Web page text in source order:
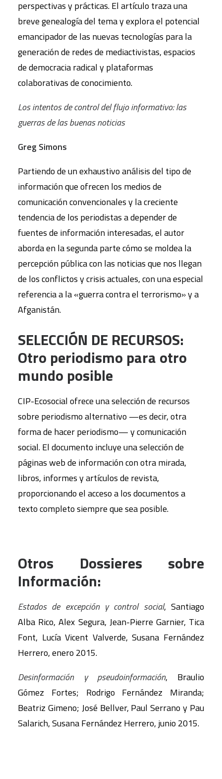
perspectivas y prácticas. El artículo traza una
breve genealogía del tema y explora el potencial
emancipador de las nuevas tecnologías para la
generación de redes de mediactivistas, espacios
de democracia radical y plataformas
colaborativas de conocimiento.
Los intentos de control del flujo informativo: las
guerras de las buenas noticias
Greg Simons
Partiendo de un exhaustivo análisis del tipo de
información que ofrecen los medios de
comunicación convencionales y la creciente
tendencia de los periodistas a depender de
fuentes de información interesadas, el autor
aborda en la segunda parte cómo se moldea la
percepción pública con las noticias que nos llegan
de los conflictos y crisis actuales, con una especial
referencia a la «guerra contra el terrorismo» y a
Afganistán.
SELECCIÓN DE RECURSOS:
Otro periodismo para otro
mundo posible
CIP-Ecosocial ofrece una selección de recursos
sobre periodismo alternativo —es decir, otra
forma de hacer periodismo— y comunicación
social. El documento incluye una selección de
páginas web de información con otra mirada,
libros, informes y artículos de revista,
proporcionando el acceso a los documentos a
texto completo siempre que sea posible.
Otros Dossieres sobre
Información:
Estados de excepción y control social, Santiago
Alba Rico, Alex Segura, Jean-Pierre Garnier, Tica
Font, Lucía Vicent Valverde, Susana Fernández
Herrero, enero 2015.
Desinformación y pseudoinformación, Braulio
Gómez Fortes; Rodrigo Fernández Miranda;
Beatriz Gimeno; José Bellver, Paul Serrano y Pau
Salarich, Susana Fernández Herrero, junio 2015.